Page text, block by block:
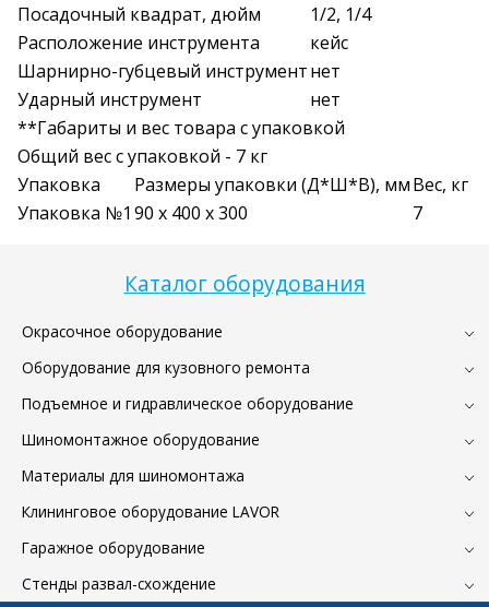
Каталог оборудования
Окрасочное оборудование
Оборудование для кузовного ремонта
Подъемное и гидравлическое оборудование
Шиномонтажное оборудование
Материалы для шиномонтажа
Клининговое оборудование LAVOR
Гаражное оборудование
Стенды развал-схождение
Посадочный квадрат, дюйм
1/2, 1/4
Расположение инструмента
кейс
Шарнирно-губцевый инструментнет
Ударный инструмент
нет
**Габариты и вес товара с упаковкой
Общий вес с упаковкой - 7 кг
Упаковка
Размеры упаковки (Д*Ш*В), ммВес, кг
Упаковка №1 90 x 400 x 300 7